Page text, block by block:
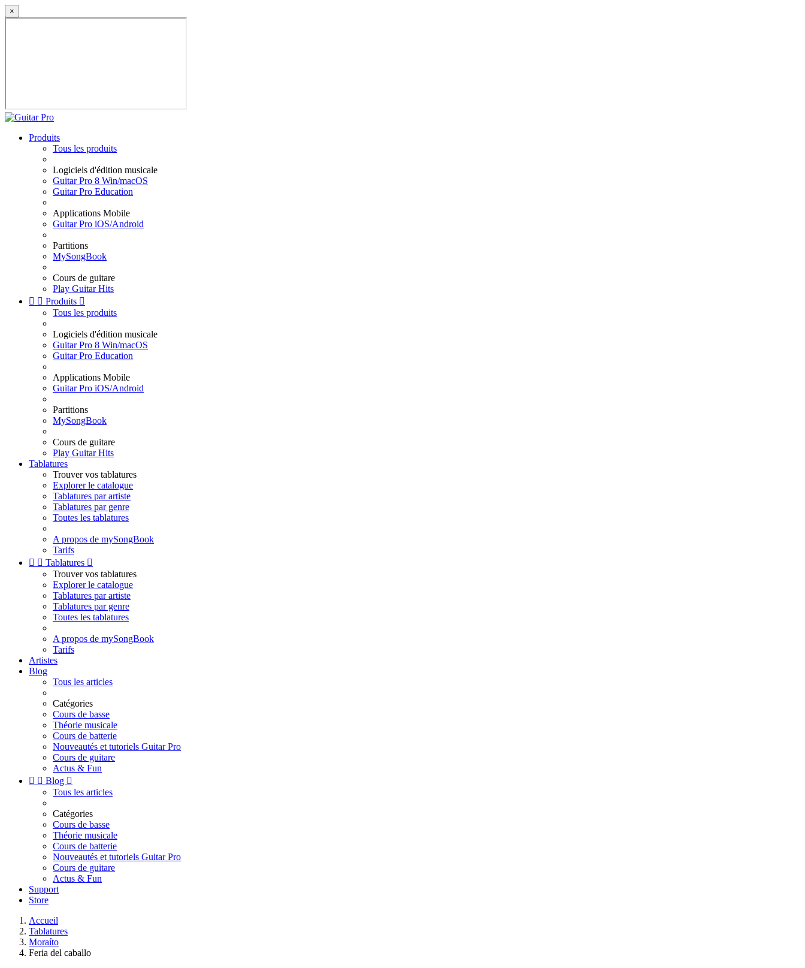
×
Produits
Tous les produits
Logiciels d'édition musicale
Guitar Pro 8 Win/macOS
Guitar Pro Education
Applications Mobile
Guitar Pro iOS/Android
Partitions
MySongBook
Cours de guitare
Play Guitar Hits
  Produits 
Tous les produits
Logiciels d'édition musicale
Guitar Pro 8 Win/macOS
Guitar Pro Education
Applications Mobile
Guitar Pro iOS/Android
Partitions
MySongBook
Cours de guitare
Play Guitar Hits
Tablatures
Trouver vos tablatures
Explorer le catalogue
Tablatures par artiste
Tablatures par genre
Toutes les tablatures
A propos de mySongBook
Tarifs
  Tablatures 
Trouver vos tablatures
Explorer le catalogue
Tablatures par artiste
Tablatures par genre
Toutes les tablatures
A propos de mySongBook
Tarifs
Artistes
Blog
Tous les articles
Catégories
Cours de basse
Théorie musicale
Cours de batterie
Nouveautés et tutoriels Guitar Pro
Cours de guitare
Actus & Fun
  Blog 
Tous les articles
Catégories
Cours de basse
Théorie musicale
Cours de batterie
Nouveautés et tutoriels Guitar Pro
Cours de guitare
Actus & Fun
Support
Store
Accueil
Tablatures
Moraíto
Feria del caballo